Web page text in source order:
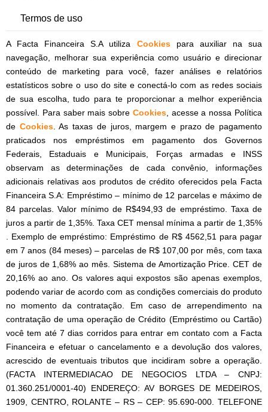
Termos de uso
A Facta Financeira S.A utiliza Cookies
para auxiliar na sua
navegação, melhorar sua experiência como usuário e direcionar
conteúdo de marketing para você, fazer análises e relatórios
estatísticos sobre o uso do site e conectá-lo com as redes sociais
de sua escolha, tudo para te proporcionar a melhor experiência
possível. Para saber mais sobre Cookies, acesse a nossa Política
de Cookies. As taxas de juros, margem e prazo de pagamento
praticados nos empréstimos em pagamento dos Governos
Federais, Estaduais e Municipais, Forças armadas e INSS
observam as determinações de cada convênio, informações
adicionais relativas aos produtos de crédito oferecidos pela Facta
Financeira S.A: Empréstimo – mínimo de 12 parcelas e máximo de
84 parcelas. Valor mínimo de R$494,93 de empréstimo. Taxa de
juros a partir de 1,35%. Taxa CET mensal mínima a partir de 1,35%
. Exemplo de empréstimo: Empréstimo de R$ 4562,51 para pagar
em 7 anos (84 meses) – parcelas de R$ 107,00 por mês, com taxa
de juros de 1,68% ao mês. Sistema de Amortização Price. CET de
20,16% ao ano. Os valores aqui expostos são apenas exemplos,
podendo variar de acordo com as condições comerciais do produto
no momento da contratação. Em caso de arrependimento na
contratação de uma operação de Crédito (Empréstimo ou Cartão)
você tem até 7 dias corridos para entrar em contato com a Facta
Financeira e efetuar o cancelamento e a devolução dos valores,
acrescido de eventuais tributos que incidiram sobre a operação.
(FACTA INTERMEDIACAO DE NEGOCIOS LTDA – CNPJ:
01.360.251/0001-40) ENDEREÇO: AV BORGES DE MEDEIROS,
1909, CENTRO, ROLANTE – RS – CEP: 95.690-000. TELEFONE